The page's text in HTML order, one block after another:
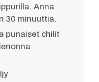
Anna
30 minuuttia.
punaiset chilit